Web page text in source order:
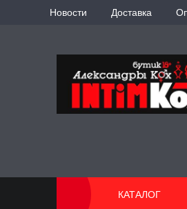
Новости Доставка
КАТАЛОГ